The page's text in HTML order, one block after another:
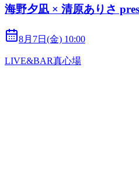
海野夕凪 × 清原ありさ
8月7日(金) 10:00
LIVE&BAR真心場